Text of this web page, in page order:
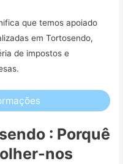
que temos apoiado
em Tortosendo,
de impostos e
: Porquê
nos